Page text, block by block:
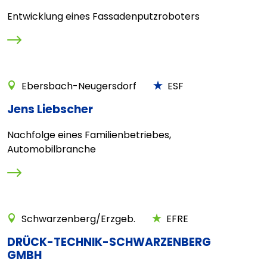
Entwicklung eines Fassadenputzroboters
Ebersbach-Neugersdorf ESF
Jens Liebscher
Nachfolge eines Familienbetriebes,
Automobilbranche
Schwarzenberg/Erzgeb. EFRE
DRÜCK-TECHNIK-SCHWARZENBERG
GMBH